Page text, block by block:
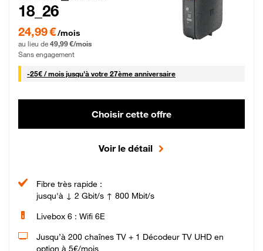
18_26
24,99 € par mois pendant 0 mois puis 49,99 € par mois, Sans engagement
24,99 €/mois
au lieu de 49,99 €/mois
Sans engagement
-25€ / mois25 € par mois
jusqu'à votre 27ème anniversaire
Choisir cette offre
Voir le détail
Fibre très rapide :
jusqu'à ↓ 2 Gbit/s ↑ 800 Mbit/s
Livebox 6 : Wifi 6E
Jusqu’à 200 chaînes TV + 1 Décodeur TV UHD en
option à 5€/mois